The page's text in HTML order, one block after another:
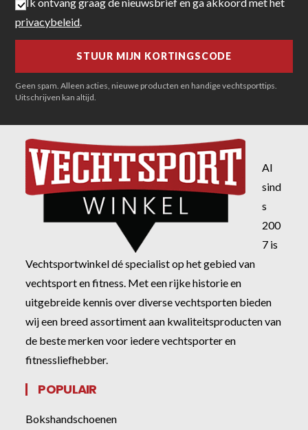
privacybeleid
Geen spam. Alleen acties, nieuwe producten en handige vechtsporttips.
Uitschrijven kan altijd.
Al
sind
s
200
7 is
Vechtsportwinkel dé specialist op het gebied van
vechtsport en fitness. Met een rijke historie en
uitgebreide kennis over diverse vechtsporten bieden
wij een breed assortiment aan kwaliteitsproducten van
de beste merken voor iedere vechtsporter en
fitnessliefhebber.
POPULAIR
Bokshandschoenen